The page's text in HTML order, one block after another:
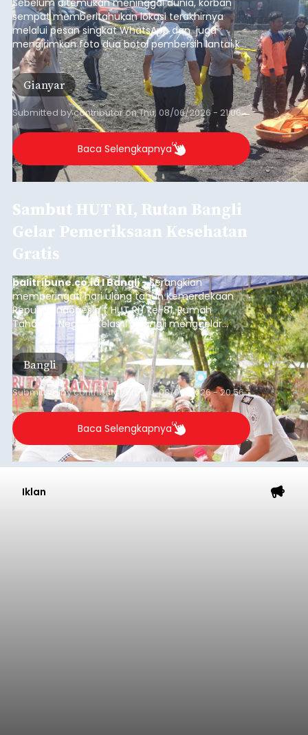
sempat memberitahukan lokasi terakhirnya
melalui pesan singkat WhatsApp dan juga
mengirimkan foto dua botol pembersih lantai ke
istrinya.
Gianyar
Submitted bycontributoronThu, 08/06/2026 - 21:06
Baca Selengkapnya
Sambut HUT RI, Rutan Bangli
Gelar Pemeriksaan Kesehatan
Gratis
balitribune.co.id I Bangli -Serangkian
memperingati hari ulang tahun Kemerdekaan
Republik Indonesia ( HUT RI) ke-81, Rumah
Tahanan Negara Kelas II B Bangli menggelar
kegiatan pemeriksaan kesehatan gratis, Rabu
(6/8/2026).
Bangli
Submitted bycontributor Thu, 08/06/2026 - 20:56
Baca Selengkapnya
Iklan